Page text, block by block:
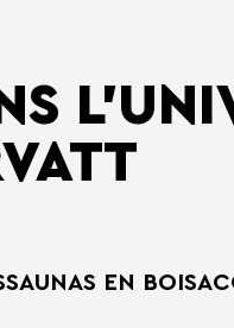
SAUNAS EN BOIS